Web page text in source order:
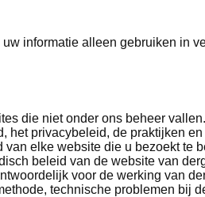
informatie alleen gebruiken in
die niet onder ons beheer
privacybeleid, de praktijken
elke website die u bezoekt te
beleid van de website van
voor de werking van
technische problemen bij